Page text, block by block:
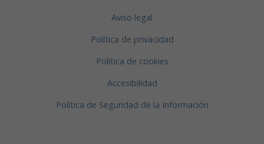
Aviso legal
Política de privacidad
Política de cookies
Accesibilidad
Política de Seguridad de la Información